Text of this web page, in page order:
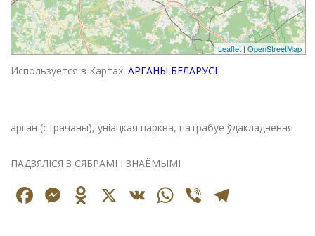
Leaflet|OpenStreetMap
Используется в Картах: АРГАНЫ БЕЛАРУСІ
арган (страчаны), уніацкая царква, патрабуе ўдакладнення
ПАДЗЯЛІСЯ З СЯБРАМІ І ЗНАЁМЫМІ
Facebook
Messenger
Odnoklassniki
X VK WhatsApp
Viber